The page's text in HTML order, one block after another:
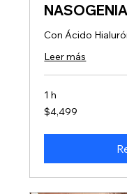
Con Ácido
Leer más
1 h
4,499
pesos
$4,499